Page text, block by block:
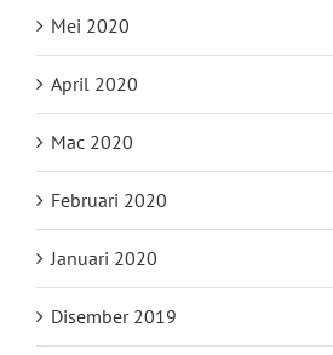
Mei 2020
April 2020
Mac 2020
Februari 2020
Januari 2020
Disember 2019